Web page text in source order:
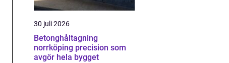
30 juli 2026
Betonghåltagning
norrköping precision som
avgör hela bygget